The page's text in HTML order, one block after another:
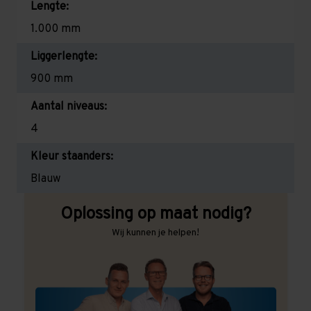
Lengte:
1.000 mm
Liggerlengte:
900 mm
Aantal niveaus:
4
Kleur staanders:
Blauw
Oplossing op maat nodig?
Wij kunnen je helpen!